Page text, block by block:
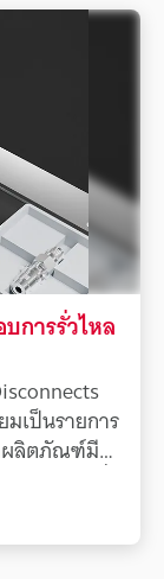
องใช้ความ
บนชิ้นงาน
ภาพการ
นการ
โค้ดด้วย
X มา
านพิกเซล
หมาะสม
ามารถจับ
ในสภาวะที่
ผิวโลหะและ
AI อันทรง
รถ
งช่วยให้
แต่ละอันจะ
ถตรวจสอบ
รผลิต
ปรับปรุง
การรั่วไหล
เป็นรายการ
ผลิตภัณฑ์มี
ตามโค้ดที่
บที่สำคัญนี้
ะสร้างการ